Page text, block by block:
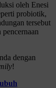
oleh Enesi
probiotik,
tersebut
dengan
!